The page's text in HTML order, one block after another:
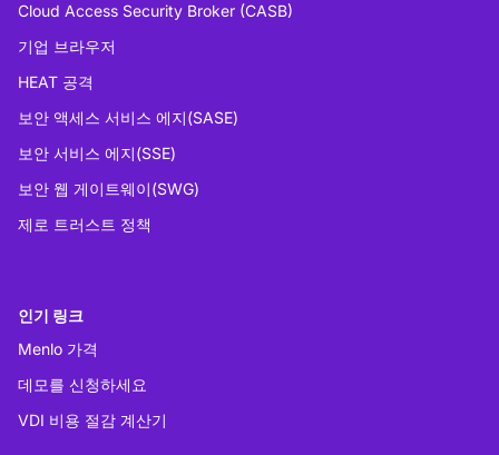
Cloud Access Security Broker (CASB)
기업 브라우저
HEAT 공격
보안 액세스 서비스 에지(SASE)
보안 서비스 에지(SSE)
보안 웹 게이트웨이(SWG)
제로 트러스트 정책
인기 링크
Menlo 가격
데모를 신청하세요
VDI 비용 절감 계산기